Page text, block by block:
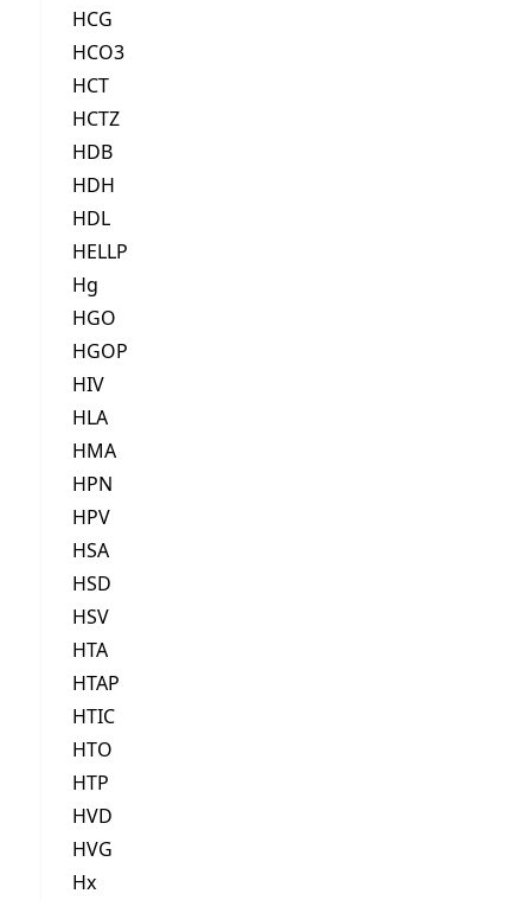
HCG
HCO3
HCT
HCTZ
HDB
HDH
HDL
HELLP
Hg
HGO
HGOP
HIV
HLA
HMA
HPN
HPV
HSA
HSD
HSV
HTA
HTAP
HTIC
HTO
HTP
HVD
HVG
Hx